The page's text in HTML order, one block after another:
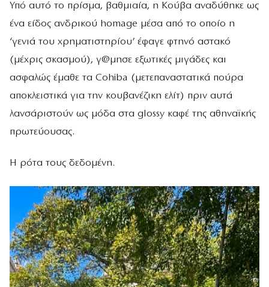
Υπό αυτό το πρίσμα, βαθμιαία, η Κούβα αναδύθηκε ως
ένα είδος ανδρικού homage μέσα από το οποίο η
‘γενιά του χρηματιστηρίου’ έφαγε φτηνό αστακό
(μέχρις σκασμού), γ@μησε εξωτικές μιγάδες και
ασφαλώς έμαθε τα Cohiba (μετεπαναστατικά πούρα
αποκλειστικά για την κουβανέζικη ελίτ) πριν αυτά
λανσάριστούν ως μόδα στα glossy καφέ της αθηναϊκής
πρωτεύουσας.
Η ρότα τους δεδομένη.